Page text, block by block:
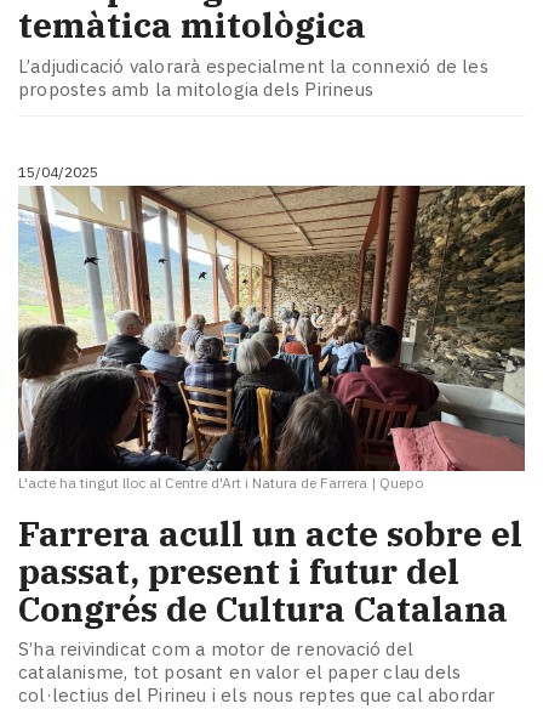
temàtica mitològica
L’adjudicació valorarà especialment la connexió de les
propostes amb la mitologia dels Pirineus
15/04/2025
L'acte ha tingut lloc al Centre d'Art i Natura de Farrera | Quepo
Farrera acull un acte sobre el
passat, present i futur del
Congrés de Cultura Catalana
S’ha reivindicat com a motor de renovació del
catalanisme, tot posant en valor el paper clau dels
col·lectius del Pirineu i els nous reptes que cal abordar